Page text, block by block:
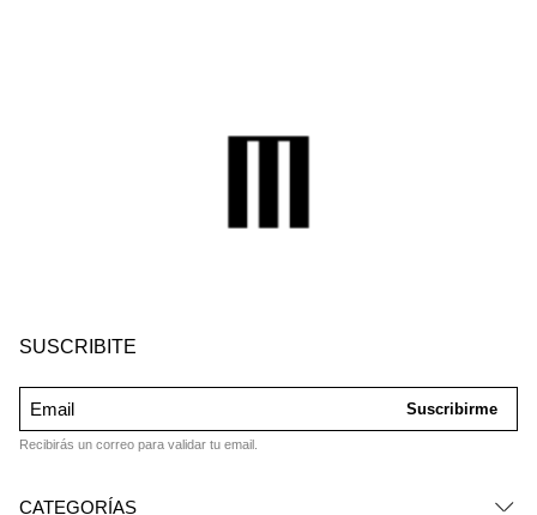
SUSCRIBITE
Suscribirme
Recibirás un correo para validar tu email.
CATEGORÍAS